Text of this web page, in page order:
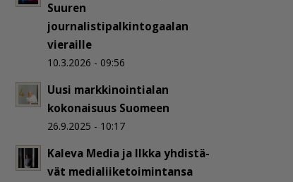
Suuren
journalistipalkintogaalan
vieraille
10.3.2026 - 09:56
Uusi markkinointialan
kokonaisuus Suomeen
26.9.2025 - 10:17
Kaleva Media ja Ilkka yh­dis­tä­
vät me­dia­lii­ke­toi­min­tan­sa